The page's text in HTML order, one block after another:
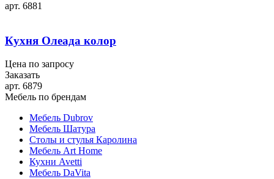
арт. 6881
Кухня Олеада колор
Цена по запросу
Заказать
арт. 6879
Мебель по брендам
Мебель Dubrov
Мебель Шатура
Столы и стулья Каролина
Мебель Art Home
Кухни Avetti
Мебель DaVita